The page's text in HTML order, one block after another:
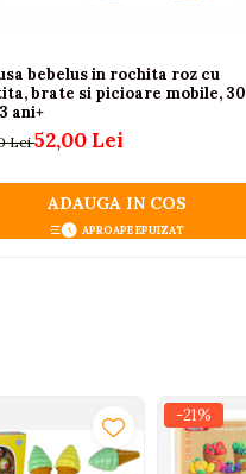
bebelus in rochita roz cu
brate si picioare mobile, 30
ani+
Lei52,00 Lei
ADAUGA IN COS
APROAPE EPUIZAT
-21%